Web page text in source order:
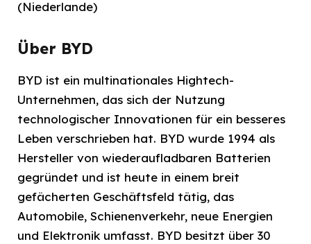
(Niederlande)
Über BYD
BYD ist ein multinationales Hightech-
Unternehmen, das sich der Nutzung
technologischer Innovationen für ein besseres
Leben verschrieben hat. BYD wurde 1994 als
Hersteller von wiederaufladbaren Batterien
gegründet und ist heute in einem breit
gefächerten Geschäftsfeld tätig, das
Automobile, Schienenverkehr, neue Energien
und Elektronik umfasst. BYD besitzt über 30